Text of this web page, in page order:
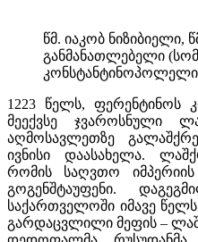
წმ. იაკობ
განმანათლებელი
კონსტანტინოპოლელი
1223 წელს, ფერენტინოს
მეექვსე ჯვაროსნული
აღმოსავლეთზე
ივნისი დაასახელა.
რომის საღვთო
გოგენშტაუფენი.
საქართველოში იმავე
გარდაცვლილი მეფის –